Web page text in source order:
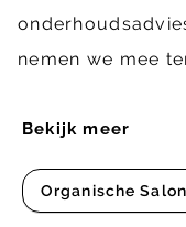
Bekijk meer
Organische
nemen we mee